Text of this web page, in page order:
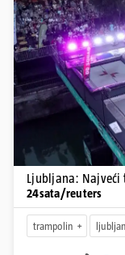
Ljubljana:
24sata/reuters
trampolin